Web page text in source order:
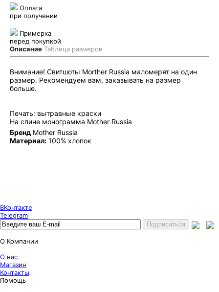
Оплата
при получении
Примерка
перед покупкой
Описание Таблица размеров
Внимание! Свитшоты Morther Russia маломерят на один
размер. Рекомендуем вам, заказывать на размер
больше.
Печать: вытравные краски
На спине монограмма Mother Russia
Бренд Mother Russia
Материал: 100% хлопок
ВКонтакте
Telegram
О Компании
О нас
Магазин
Контакты
Помощь